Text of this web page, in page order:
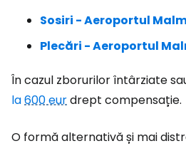
Sosiri - Aeroportul
Plecări - Aeroportul
În cazul zborurilor întârziate
la600 eurdrept compensație.
O formă alternativă și mai